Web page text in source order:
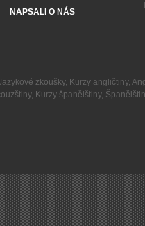
NAPSALI O NÁS
zkoušky, Kurzy angličtiny,
, Kurzy španělštiny,